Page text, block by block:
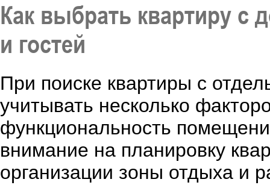
Как выбрать квартиру с
и гостей
При поиске квартиры с
учитывать несколько
функциональность
внимание на планировку
организации зоны отдыха и